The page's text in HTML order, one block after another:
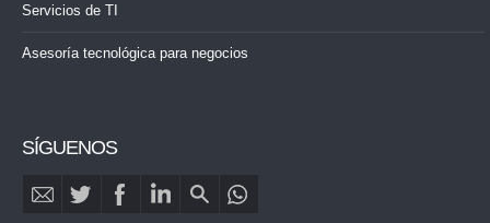
Servicios de TI
Asesoría tecnológica para negocios
SÍGUENOS